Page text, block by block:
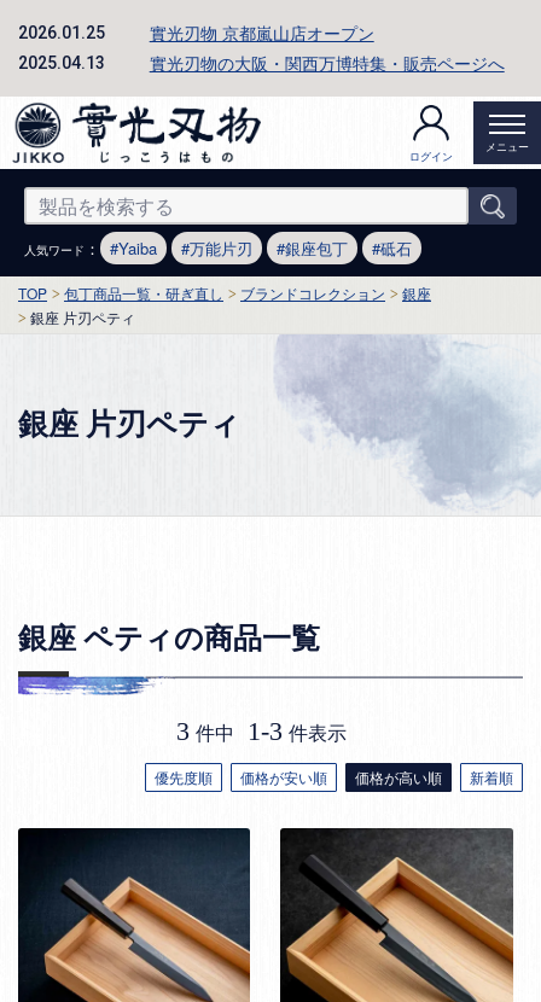
2026.01.25 實光刃物 京都嵐山店オープン
2025.04.13 實光刃物の大阪・関西万博特集・販売ページへ
ログイン
メニュー
人気ワード ： Yaiba 万能片刃 銀座包丁 砥石
TOP 包丁商品一覧・研ぎ直し ブランドコレクション
銀座
銀座 片刃ペティ
銀座 片刃ペティ
銀座 ペティの商品一覧
優先度順 価格が安い順 価格が高い順 新着順
3 件中 1-3 件表示